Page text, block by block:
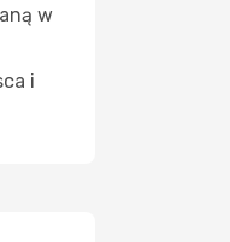
w
i